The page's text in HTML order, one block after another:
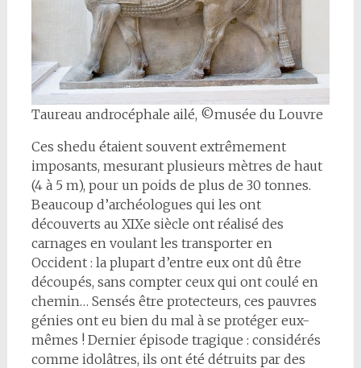
Taureau androcéphale ailé, ©musée du Louvre
Ces shedu étaient souvent extrêmement
imposants, mesurant plusieurs mètres de haut
(4 à 5 m), pour un poids de plus de 30 tonnes.
Beaucoup d’archéologues qui les ont
découverts au XIXe siècle ont réalisé des
carnages en voulant les transporter en
Occident : la plupart d’entre eux ont dû être
découpés, sans compter ceux qui ont coulé en
chemin… Sensés être protecteurs, ces pauvres
génies ont eu bien du mal à se protéger eux-
mêmes ! Dernier épisode tragique : considérés
comme idolâtres, ils ont été détruits par des